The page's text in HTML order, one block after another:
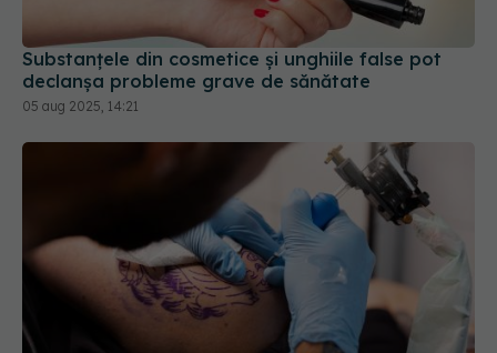
Substanțele din cosmetice și unghiile false pot
declanșa probleme grave de sănătate
05 aug 2025, 14:21